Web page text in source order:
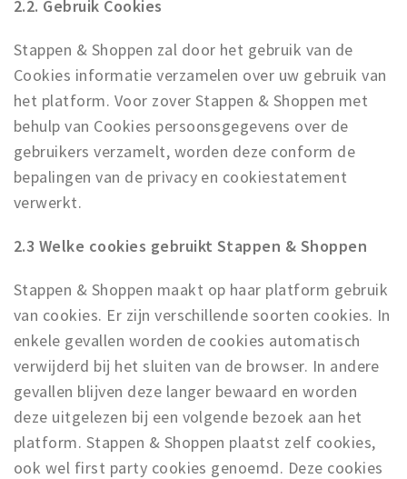
2.2. Gebruik Cookies
Stappen & Shoppen zal door het gebruik van de
Cookies informatie verzamelen over uw gebruik van
het platform. Voor zover Stappen & Shoppen met
behulp van Cookies persoonsgegevens over de
gebruikers verzamelt, worden deze conform de
bepalingen van de privacy en cookiestatement
verwerkt.
2.3 Welke cookies gebruikt Stappen & Shoppen
Stappen & Shoppen maakt op haar platform gebruik
van cookies. Er zijn verschillende soorten cookies. In
enkele gevallen worden de cookies automatisch
verwijderd bij het sluiten van de browser. In andere
gevallen blijven deze langer bewaard en worden
deze uitgelezen bij een volgende bezoek aan het
platform. Stappen & Shoppen plaatst zelf cookies,
ook wel first party cookies genoemd. Deze cookies